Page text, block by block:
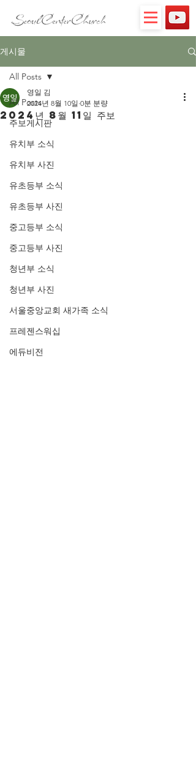
게시물
All Posts
주보게시판
유치부 소식
유치부 사진
유초등부 소식
유초등부 사진
중고등부 소식
중고등부 사진
청년부 소식
청년부 사진
서울중앙교회 새가족 소식
프레젠스워십
에듀비전
All Posts
2024년 8월 11일 주보
영일 김
2024년 8월 10일 0분 분량